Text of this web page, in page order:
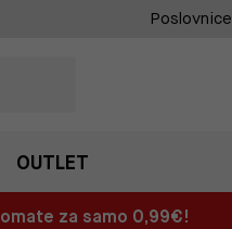
Poslovnice
OUTLET
za samo 0,99€!